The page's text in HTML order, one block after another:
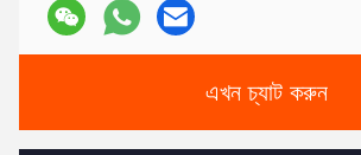
এখন চ্যাট করুন